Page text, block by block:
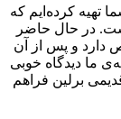
تهیه کرده‌ایم که
در حال حاضر
دارد و پس از آن
ما دیدگاه خوبی
برلین فراهم